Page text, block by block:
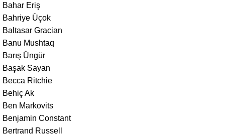
Bahar Eriş
Bahriye Üçok
Baltasar Gracian
Banu Mushtaq
Barış Üngür
Başak Sayan
Becca Ritchie
Behiç Ak
Ben Markovits
Benjamin Constant
Bertrand Russell